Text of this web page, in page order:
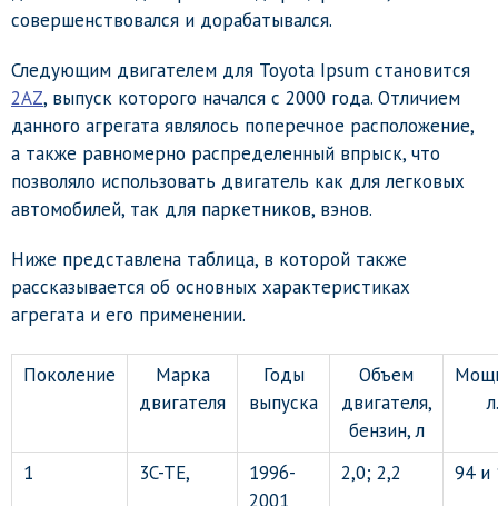
совершенствовался и дорабатывался.
Следующим двигателем для Toyota Ipsum становится
2AZ, выпуск которого начался с 2000 года. Отличием
данного агрегата являлось поперечное расположение,
а также равномерно распределенный впрыск, что
позволяло использовать двигатель как для легковых
автомобилей, так для паркетников, вэнов.
Ниже представлена таблица, в которой также
рассказывается об основных характеристиках
агрегата и его применении.
Поколение
Марка
двигателя
Годы
выпуска
Объем
двигателя,
бензин, л
1 3C-TE,
1996-
2001
2,0; 2,2 94 и